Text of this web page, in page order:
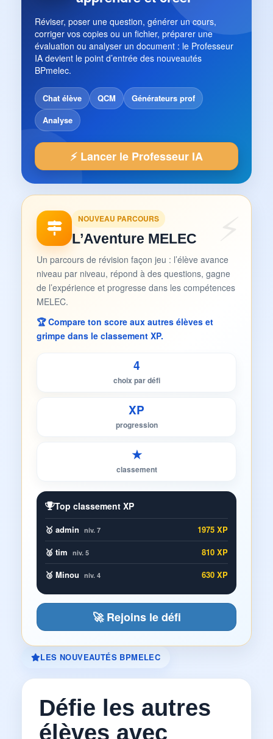
Réviser, poser une question, générer un cours,
corriger vos copies ou un fichier, préparer une
évaluation ou analyser un document : le Professeur
IA devient le point d’entrée des nouveautés
BPmelec.
Chat élève QCM
Générateurs prof
Analyse
⚡ Lancer le Professeur IA
NOUVEAU PARCOURS
L’Aventure MELEC
Un parcours de révision façon jeu : l’élève avance
niveau par niveau, répond à des questions, gagne
de l’expérience et progresse dans les compétences
MELEC.
🏆 Compare ton score aux autres élèves et
grimpe dans le classement XP.
4
choix par défi
XP
progression
★
classement
Top classement XP
🥇 admin niv. 7
1975 XP
🥈 tim niv. 5
810 XP
🥉 Minou niv. 4 630 XP
🚀 Rejoins le défi
LES NOUVEAUTÉS BPMELEC
Défie les autres
élèves avec